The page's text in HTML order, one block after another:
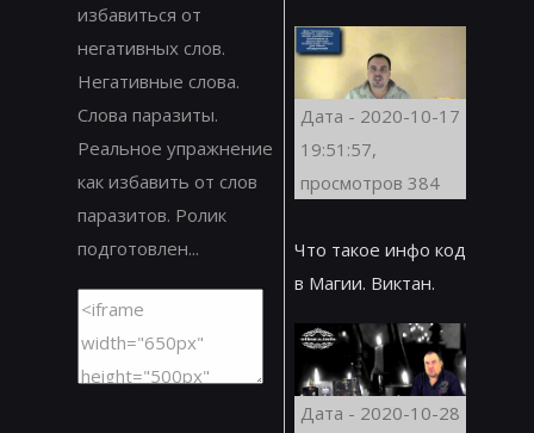
избавиться от
негативных слов.
Негативные слова.
Слова паразиты.
Реальное упражнение
как избавить от слов
паразитов. Ролик
подготовлен...
Дата - 2020-10-17
19:51:57,
просмотров 384
Что такое инфо код
в Магии. Виктан.
Дата - 2020-10-28